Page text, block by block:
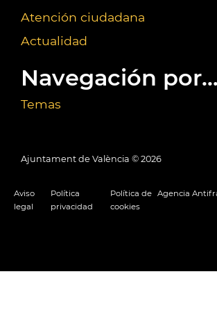
Atención ciudadana
Actualidad
Navegación por...
Temas
Ajuntament de València © 2026
Aviso
legal
Política
privacidad
Política de
cookies
Agencia